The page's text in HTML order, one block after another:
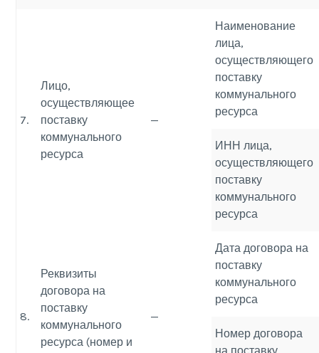
7.
Лицо,
осуществляющее
поставку
коммунального
ресурса
—
Наименование
лица,
осуществляющего
поставку
коммунального
ресурса
ИНН лица,
осуществляющего
поставку
коммунального
ресурса
8.
Реквизиты
договора на
поставку
коммунального
ресурса (номер и
—
Дата договора на
поставку
коммунального
ресурса
Номер договора